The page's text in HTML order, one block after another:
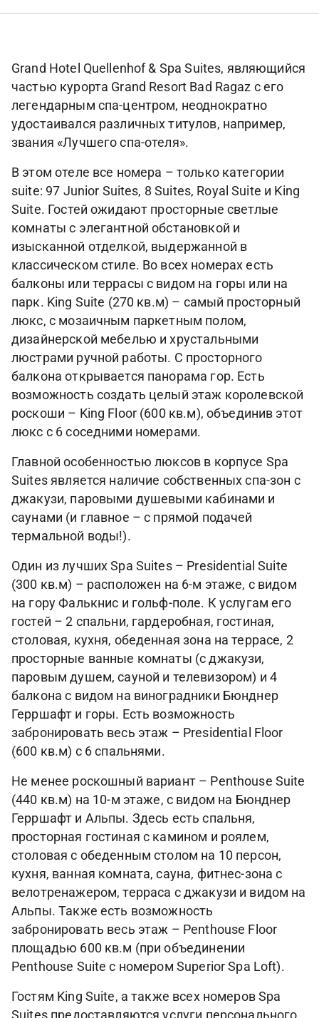
Grand Hotel Quellenhof & Spa Suites, являющийся
частью курорта Grand Resort Bad Ragaz с его
легендарным спа-центром, неоднократно
удостаивался различных титулов, например,
звания «Лучшего спа-отеля».
В этом отеле все номера – только категории
suite: 97 Junior Suites, 8 Suites, Royal Suite и King
Suite. Гостей ожидают просторные светлые
комнаты с элегантной обстановкой и
изысканной отделкой, выдержанной в
классическом стиле. Во всех номерах есть
балконы или террасы с видом на горы или на
парк. King Suite (270 кв.м) – самый просторный
люкс, с мозаичным паркетным полом,
дизайнерской мебелью и хрустальными
люстрами ручной работы. С просторного
балкона открывается панорама гор. Есть
возможность создать целый этаж королевской
роскоши – King Floor (600 кв.м), объединив этот
люкс с 6 соседними номерами.
Главной особенностью люксов в корпусе Spa
Suites является наличие собственных спа-зон с
джакузи, паровыми душевыми кабинами и
саунами (и главное – с прямой подачей
термальной воды!).
Один из лучших Spa Suites – Presidential Suite
(300 кв.м) – расположен на 6-м этаже, с видом
на гору Фалькнис и гольф-поле. К услугам его
гостей – 2 спальни, гардеробная, гостиная,
столовая, кухня, обеденная зона на террасе, 2
просторные ванные комнаты (с джакузи,
паровым душем, сауной и телевизором) и 4
балкона с видом на виноградники Бюнднер
Герршафт и горы. Есть возможность
забронировать весь этаж – Presidential Floor
(600 кв.м) с 6 спальнями.
Не менее роскошный вариант – Penthouse Suite
(440 кв.м) на 10-м этаже, с видом на Бюнднер
Герршафт и Альпы. Здесь есть спальня,
просторная гостиная с камином и роялем,
столовая с обеденным столом на 10 персон,
кухня, ванная комната, сауна, фитнес-зона с
велотренажером, терраса с джакузи и видом на
Альпы. Также есть возможность
забронировать весь этаж – Penthouse Floor
площадью 600 кв.м (при объединении
Penthouse Suite с номером Superior Spa Loft).
Гостям King Suite, а также всех номеров Spa
Suites предоставляются услуги персонального